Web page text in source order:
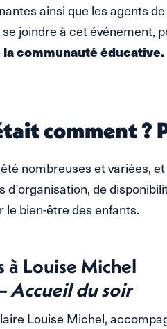
ainsi que les agents
joindre à cet événement,
communauté éducative.
comment
nombreuses et variées,
d’organisation, de
le bien-être des enfants.
à Louise Michel
Accueil du soir
Louise Michel,